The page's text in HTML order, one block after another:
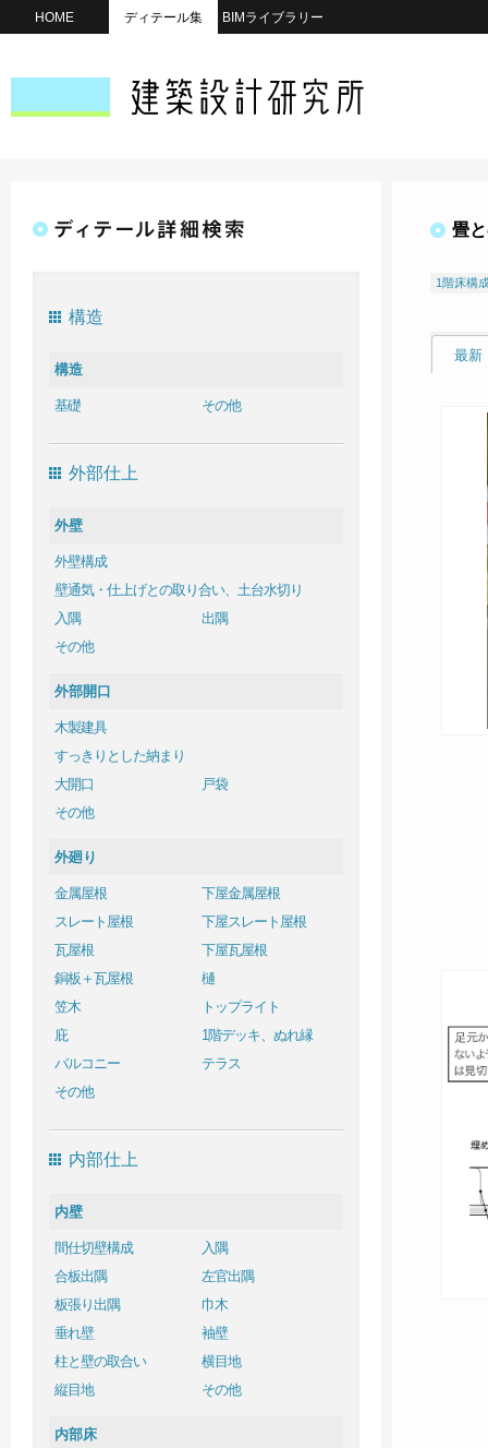
HOME ディテール集 BIMライブラリー
構造
構造
基礎 その他
外部仕上
外壁
外壁構成
壁通気・仕上げとの取り合い、土台水切り
入隅
出隅
その他
外部開口
木製建具
すっきりとした納まり
大開口
戸袋
その他
外廻り
金属屋根
下屋金属屋根
スレート屋根
下屋スレート屋根
瓦屋根
下屋瓦屋根
銅板＋瓦屋根
樋
笠木
トップライト
庇
1階デッキ、ぬれ縁
バルコニー
テラス
その他
内部仕上
内壁
間仕切壁構成
入隅
合板出隅
左官出隅
板張り出隅
巾木
垂れ壁
袖壁
柱と壁の取合い
横目地
縦目地
その他
内部床
畳
1階床構
最新